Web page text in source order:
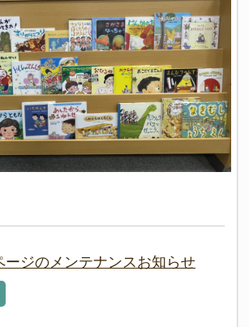
ージのメンテナンスお知らせ